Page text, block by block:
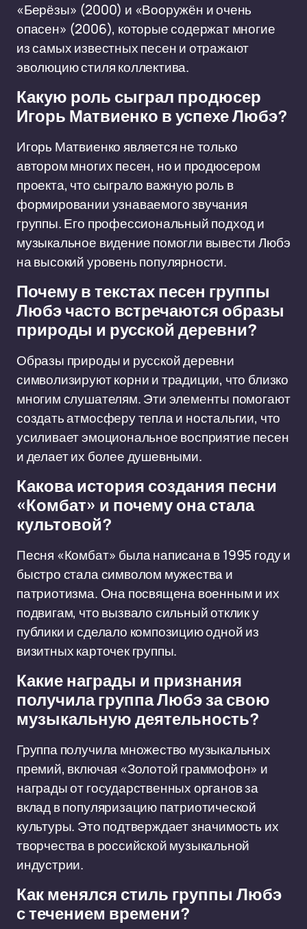
«Берёзы» (2000) и «Вооружён и очень
опасен» (2006), которые содержат многие
из самых известных песен и отражают
эволюцию стиля коллектива.
Какую роль сыграл продюсер
Игорь Матвиенко в успехе Любэ?
Игорь Матвиенко является не только
автором многих песен, но и продюсером
проекта, что сыграло важную роль в
формировании узнаваемого звучания
группы. Его профессиональный подход и
музыкальное видение помогли вывести Любэ
на высокий уровень популярности.
Почему в текстах песен группы
Любэ часто встречаются образы
природы и русской деревни?
Образы природы и русской деревни
символизируют корни и традиции, что близко
многим слушателям. Эти элементы помогают
создать атмосферу тепла и ностальгии, что
усиливает эмоциональное восприятие песен
и делает их более душевными.
Какова история создания песни
«Комбат» и почему она стала
культовой?
Песня «Комбат» была написана в 1995 году и
быстро стала символом мужества и
патриотизма. Она посвящена военным и их
подвигам, что вызвало сильный отклик у
публики и сделало композицию одной из
визитных карточек группы.
Какие награды и признания
получила группа Любэ за свою
музыкальную деятельность?
Группа получила множество музыкальных
премий, включая «Золотой граммофон» и
награды от государственных органов за
вклад в популяризацию патриотической
культуры. Это подтверждает значимость их
творчества в российской музыкальной
индустрии.
Как менялся стиль группы Любэ
с течением времени?